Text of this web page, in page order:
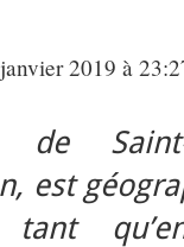
2019 à
de
est